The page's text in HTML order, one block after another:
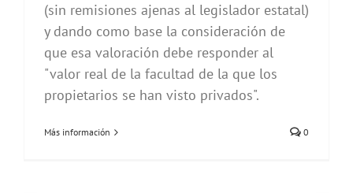
(sin remisiones ajenas al legislador estatal)
y dando como base la consideración de
que esa valoración debe responder al
"valor real de la facultad de la que los
propietarios se han visto privados".
Más información 0